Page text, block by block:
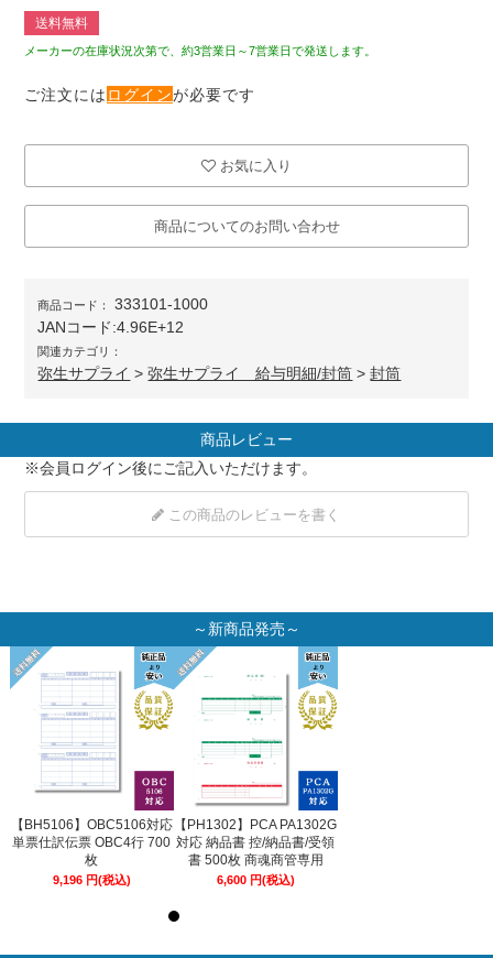
送料無料
メーカーの在庫状況次第で、約3営業日～7営業日で発送します。
ご注文には ログインが必要です
お気に入り
商品についてのお問い合わせ
商品コード：
333101-1000
JANコード:4.96E+12
関連カテゴリ：
弥生サプライ >弥生サプライ 給与明細/封筒 >封筒
商品レビュー
※会員ログイン後にご記入いただけます。
この商品のレビューを書く
～新商品発売～
【BH5106】OBC5106対応
単票仕訳伝票 OBC4行 700
枚
9,196円(税込)
【PH1302】PCA PA1302G
対応 納品書 控/納品書/受領
書 500枚 商魂商管専用
6,600円(税込)